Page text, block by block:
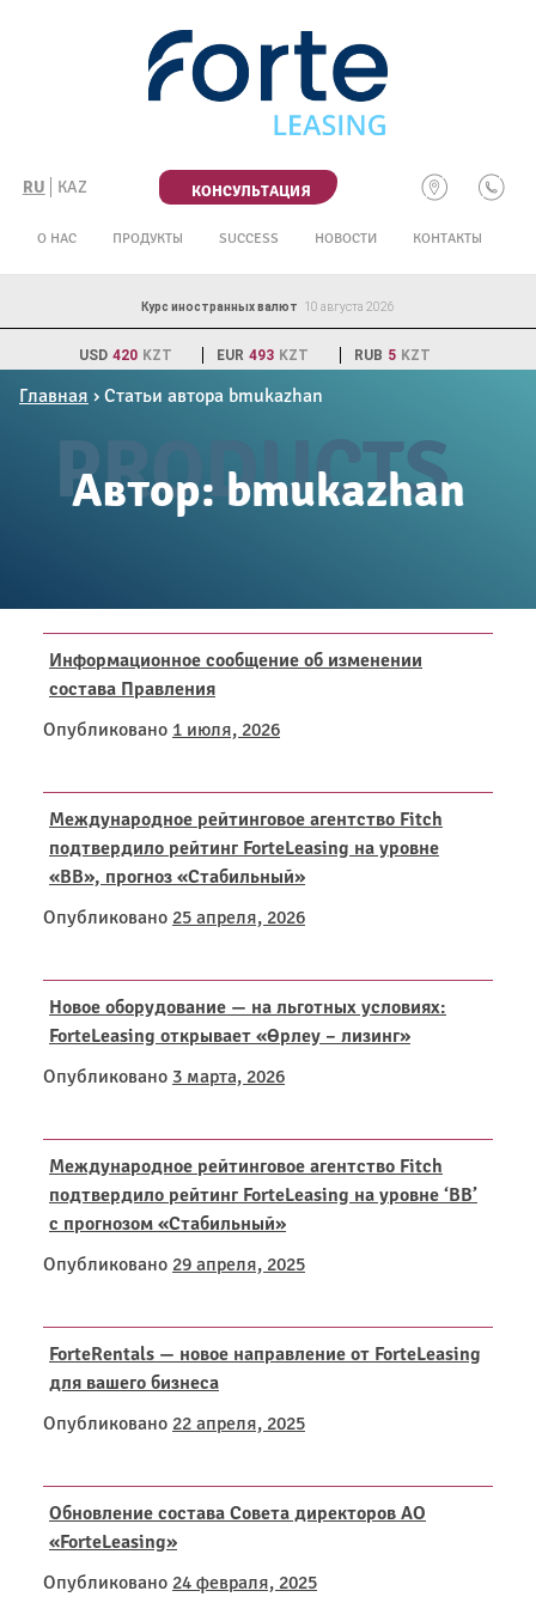
RU KAZ
О НАС ПРОДУКТЫ SUCCESS НОВОСТИ КОНТАКТЫ
КОНСУЛЬТАЦИЯ
Курс иностранных валют 10 августа 2026
USD 420 KZT EUR 493 KZT RUB 5 KZT
Главная › Статьи автора bmukazhan
Автор: bmukazhan
Информационное сообщение об изменении
состава Правления
Опубликовано 1 июля, 2026
Международное рейтинговое агентство Fitch
подтвердило рейтинг ForteLeasing на уровне
«BB», прогноз «Стабильный»
Опубликовано 25 апреля, 2026
Новое оборудование — на льготных условиях:
ForteLeasing открывает «Өрлеу – лизинг»
Опубликовано 3 марта, 2026
Международное рейтинговое агентство Fitch
подтвердило рейтинг ForteLeasing на уровне ‘BB’
с прогнозом «Стабильный»
Опубликовано 29 апреля, 2025
ForteRentals — новое направление от ForteLeasing
для вашего бизнеса
Опубликовано 22 апреля, 2025
Обновление состава Совета директоров AO
«ForteLeasing»
Опубликовано 24 февраля, 2025